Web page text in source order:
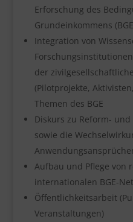
Erforschung des
Grundeinkommens
Integration von
der
(Pilotprojekte,
Themen des BGE
Diskurs zu Reform-
sowie die
Aufbau und Pflege von
internationalen BGE-
Öffentlichkeitsarbeit
Veranstaltungen)